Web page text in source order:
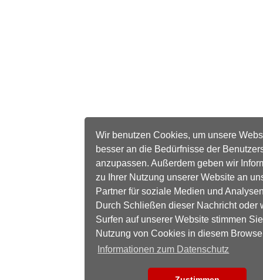
Wir benutzen Cookies, um unsere
besser an die Bedürfnisse der
anzupassen. Außerdem geben wir
zu Ihrer Nutzung unserer Website an
Partner für soziale Medien und
Durch Schließen dieser Nachricht oder
Surfen auf unserer Website stimmen
Nutzung von Cookies in diesem
Informationen zum Datenschutz